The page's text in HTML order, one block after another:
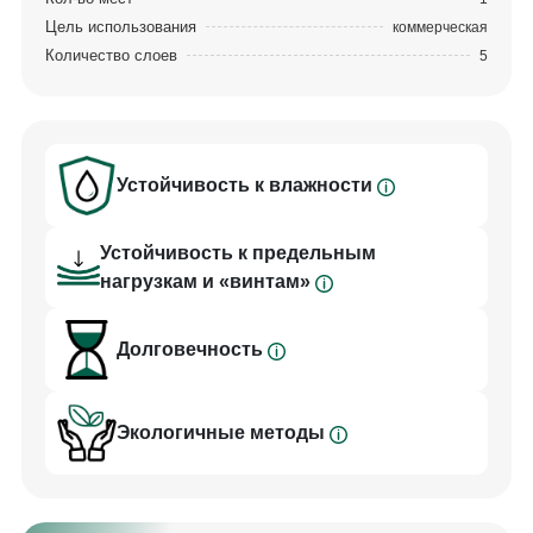
Цель использования коммерческая
Количество слоев 5
Устойчивость к влажности
Устойчивость к предельным
нагрузкам и «винтам»
Долговечность
Экологичные методы